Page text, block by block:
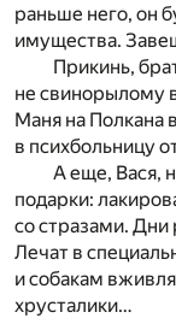
раньше него, он
имущества.
Прикинь,
не свинорылому
Маня на Полкана
в психбольницу
А еще, Вася,
подарки:
со стразами.
Лечат в
и собакам
хрусталики…